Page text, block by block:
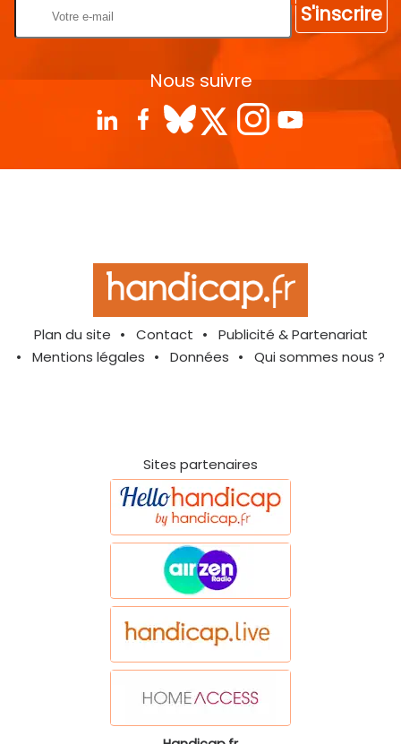
S'inscrire
Nous suivre
Plan du site Contact
Publicité & Partenariat
Mentions légales
Données Qui sommes nous ?
Sites partenaires